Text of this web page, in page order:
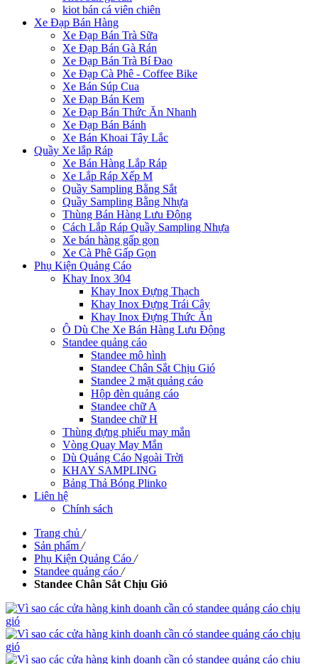
kiot bán cá viên chiên
Xe Đạp Bán Hàng
Xe Đạp Bán Trà Sữa
Xe Đạp Bán Gà Rán
Xe Đạp Bán Trà Bí Đao
Xe Đạp Cà Phê - Coffee Bike
Xe Bán Súp Cua
Xe Đạp Bán Kem
Xe Đạp Bán Thức Ăn Nhanh
Xe Đạp Bán Bánh
Xe Bán Khoai Tây Lắc
Quầy Xe lắp Ráp
Xe Bán Hàng Lắp Ráp
Xe Lắp Ráp Xếp M
Quầy Sampling Bằng Sắt
Quầy Sampling Bằng Nhựa
Thùng Bán Hàng Lưu Động
Cách Lắp Ráp Quầy Sampling Nhựa
Xe bán hàng gấp gọn
Xe Cà Phê Gấp Gọn
Phụ Kiện Quảng Cáo
Khay Inox 304
Khay Inox Đựng Thạch
Khay Inox Đựng Trái Cây
Khay Inox Đựng Thức Ăn
Ô Dù Che Xe Bán Hàng Lưu Động
Standee quảng cáo
Standee mô hình
Standee Chân Sắt Chịu Gió
Standee 2 mặt quảng cáo
Hộp đèn quảng cáo
Standee chữ A
Standee chữ H
Thùng đựng phiếu may mắn
Vòng Quay May Mắn
Dù Quảng Cáo Ngoài Trời
KHAY SAMPLING
Bảng Thả Bóng Plinko
Liên hệ
Chính sách
Trang chủ /
Sản phẩm /
Phụ Kiện Quảng Cáo /
Standee quảng cáo /
Standee Chân Sắt Chịu Gió